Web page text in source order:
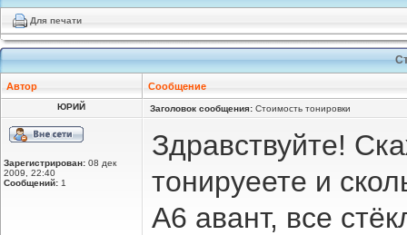
Для печати
Автор Сообщение
ЮРИЙ Заголовок сообщения: Стоимость тонировки
Зарегистрирован: 08 дек
2009, 22:40
Сообщений: 1
Здравствуйте!
тонируеете и
A6 авант, все